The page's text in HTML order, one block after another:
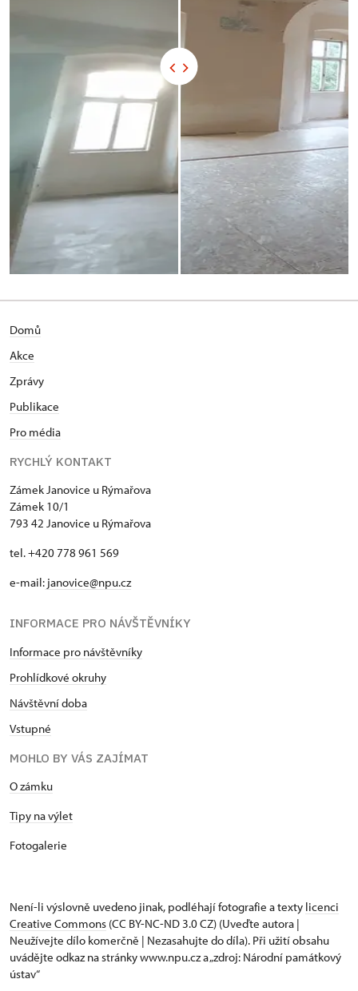
Domů
Akce
Zprávy
Publikace
Pro média
RYCHLÝ KONTAKT
Zámek Janovice u Rýmařova
Zámek 10/1
793 42 Janovice u Rýmařova
tel. +420 778 961 569
e-mail: janovice@npu.cz
INFORMACE PRO NÁVŠTĚVNÍKY
Informace pro návštěvníky
Prohlídkové okruhy
Návštěvní doba
Vstupné
MOHLO BY VÁS ZAJÍMAT
O zámku
Tipy na výlet
Fotogalerie
Není-li výslovně uvedeno jinak, podléhají fotografie a texty licenci
Creative Commons (CC BY-NC-ND 3.0 CZ) (Uveďte autora |
Neužívejte dílo komerčně | Nezasahujte do díla). Při užití obsahu
uvádějte odkaz na stránky www.npu.cz a „zdroj: Národní památkový
ústav“